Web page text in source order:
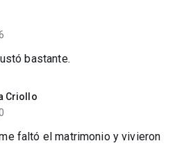
bastante.
Criollo
faltó el matrimonio y vivieron